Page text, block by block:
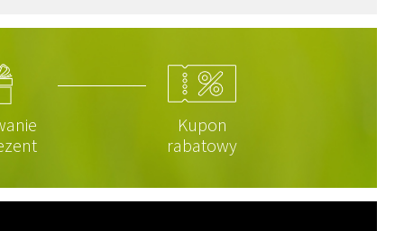
Kupon
rabatowy